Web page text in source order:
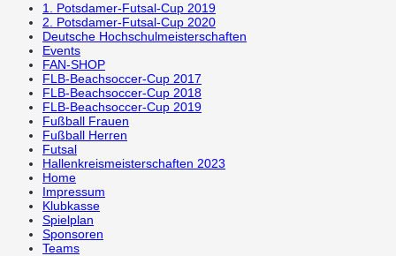
1. Potsdamer-Futsal-Cup 2019
2. Potsdamer-Futsal-Cup 2020
Deutsche Hochschulmeisterschaften
Events
FAN-SHOP
FLB-Beachsoccer-Cup 2017
FLB-Beachsoccer-Cup 2018
FLB-Beachsoccer-Cup 2019
Fußball Frauen
Fußball Herren
Futsal
Hallenkreismeisterschaften 2023
Home
Impressum
Klubkasse
Spielplan
Sponsoren
Teams